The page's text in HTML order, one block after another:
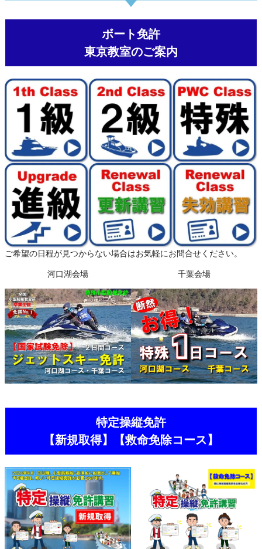
ボート免許
東京教室のご案内
ご希望の日程が見つからない場合はお気軽にお問合せください。
河口湖会場 千葉会場
特定操縦免許
【新規取得】【救命免除コース】